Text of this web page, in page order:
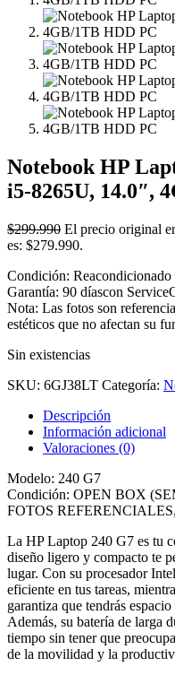
Notebook HP
i5-8265U, 14.0″,
$299.990 El precio original
es: $279.990.
Condición: Reacondicionado
Garantía: 90 díascon
Nota: Las fotos son
estéticos que no afectan su
Sin existencias
SKU: 6GJ38LT Categoría:
Descripción
Información adicional
Valoraciones (0)
Modelo: 240 G7
Condición: OPEN BOX
FOTOS
La HP Laptop 240 G7 es tu
diseño ligero y compacto te
lugar. Con su procesador
eficiente en tus tareas,
garantiza que tendrás
Además, su batería de larga
tiempo sin tener que
de la movilidad y la